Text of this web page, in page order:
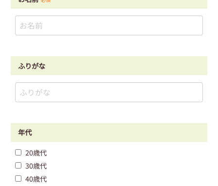
ふりがな
年代
20歳代
30歳代
40歳代